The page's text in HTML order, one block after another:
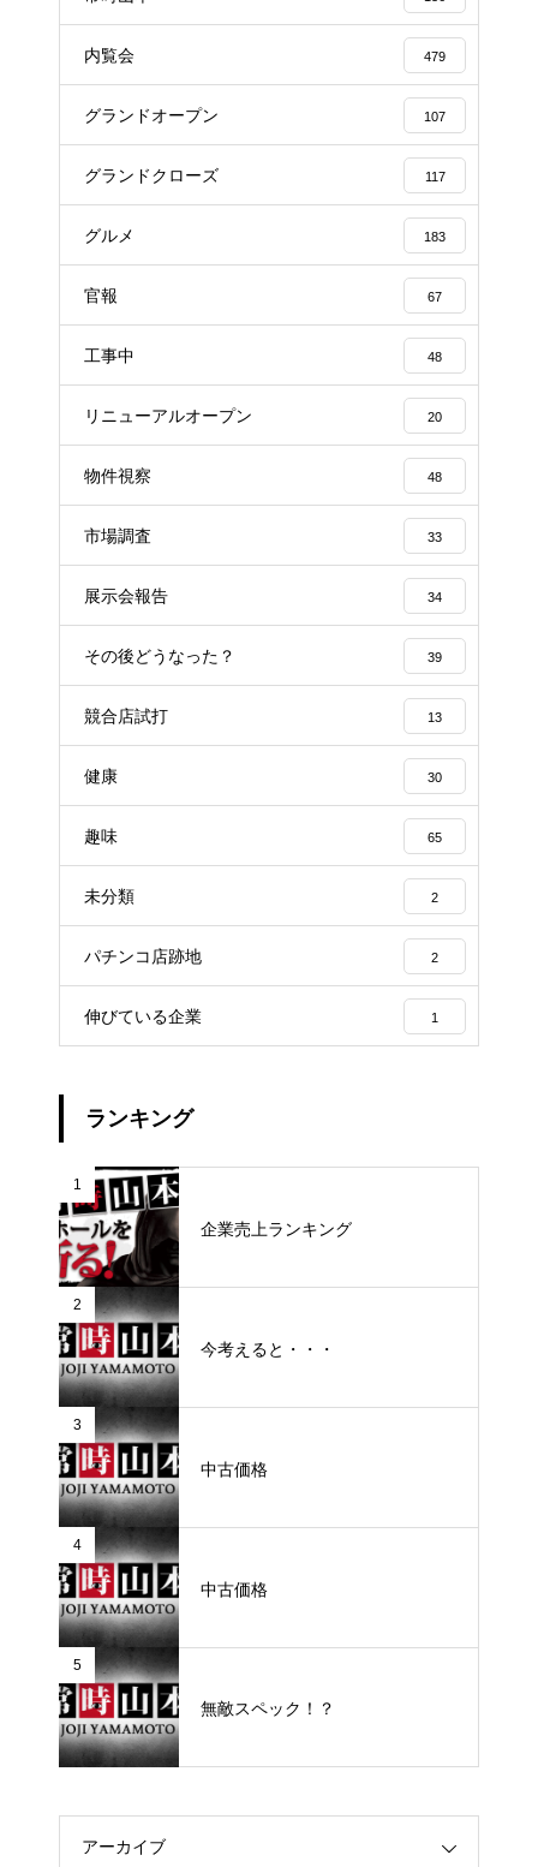
内覧会 479
グランドオープン 107
グランドクローズ 117
グルメ 183
官報 67
工事中 48
リニューアルオープン 20
物件視察 48
市場調査 33
展示会報告 34
その後どうなった？ 39
競合店試打 13
健康 30
趣味 65
未分類 2
パチンコ店跡地 2
伸びている企業 1
ランキング
1
企業売上ランキング
2
今考えると・・・
3
中古価格
4
中古価格
5
無敵スペック！？
アーカイブ